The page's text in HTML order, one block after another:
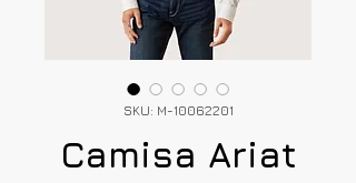
SKU: M-10062201
Camisa Ariat